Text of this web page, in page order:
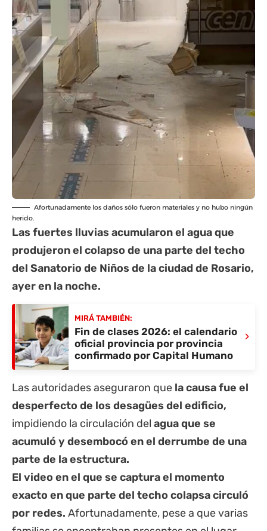
Afortunadamente los daños sólo fueron materiales y no hubo ningún
herido.
Las fuertes lluvias acumularon el agua que
produjeron el colapso de una parte del techo
del Sanatorio de Niños de la ciudad de Rosario,
ayer en la noche.
MIRÁ TAMBIÉN:
Fin de clases 2026: el calendario
oficial provincia por provincia
confirmado por Capital Humano
›
Las autoridades aseguraron que la causa fue el
desperfecto de los desagües del edificio,
impidiendo la circulación del agua que se
acumuló y desembocó en el derrumbe de una
parte de la estructura.
El video en el que se captura el momento
exacto en que parte del techo colapsa circuló
por redes. Afortunadamente, pese a que varias